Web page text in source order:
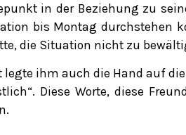
in der Beziehung zu
bis Montag durchstehen
die Situation nicht zu
legte ihm auch die Hand auf
Diese Worte, diese